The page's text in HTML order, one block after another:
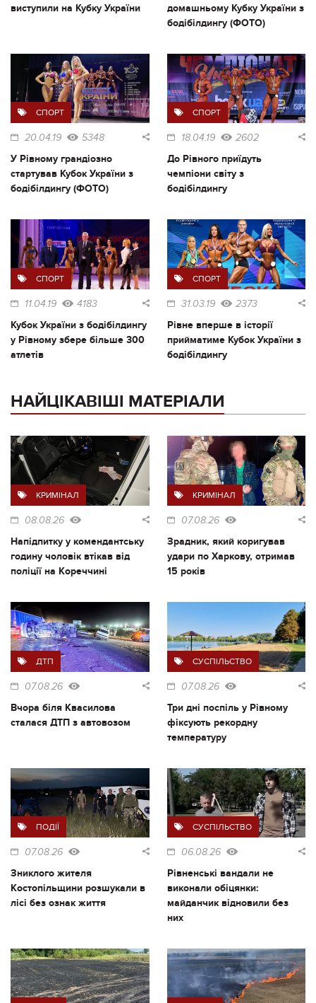
виступили на Кубку України
домашньому Кубку України з
бодібілдингу (ФОТО)
СПОРТ
20.04.19 5348
У Рівному грандіозно
стартував Кубок України з
бодібілдингу (ФОТО)
СПОРТ
18.04.19 2602
До Рівного приїдуть
чемпіони світу з
бодібілдингу
СПОРТ
11.04.19 4183
Кубок України з бодібілдингу
у Рівному збере більше 300
атлетів
СПОРТ
31.03.19 2373
Рівне вперше в історії
прийматиме Кубок України з
бодібілдингу
НАЙЦІКАВІШІ МАТЕРІАЛИ
КРИМІНАЛ
08.08.26
Напідпитку у комендантську
годину чоловік втікав від
поліції на Кореччині
КРИМІНАЛ
07.08.26
Зрадник, який коригував
удари по Харкову, отримав
15 років
ДТП
07.08.26
Вчора біля Квасилова
сталася ДТП з автовозом
СУСПІЛЬСТВО
07.08.26
Три дні поспіль у Рівному
фіксують рекордну
температуру
ПОДІЇ
07.08.26
Зниклого жителя
Костопільщини розшукали в
лісі без ознак життя
СУСПІЛЬСТВО
06.08.26
Рівненські вандали не
виконали обіцянки:
майданчик відновили без
них